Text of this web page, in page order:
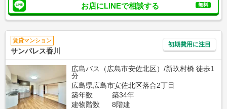
お店にLINEで相談する 無料
賃貸マンション
サンパレス香川
初期費用に注目
広島バス（広島市安佐北区）/新玖村橋 徒歩1
分
広島県広島市安佐北区落合2丁目
築年数
築34年
建物階数
8階建